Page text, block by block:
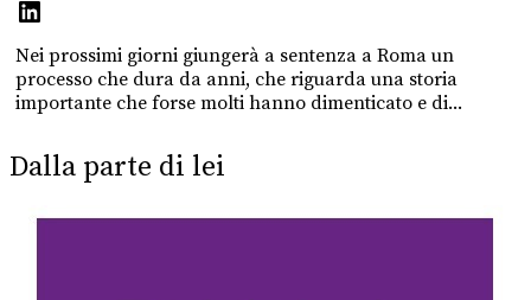
Nei prossimi giorni giungerà a sentenza a Roma un
processo che dura da anni, che riguarda una storia
importante che forse molti hanno dimenticato e di...
Dalla parte di lei